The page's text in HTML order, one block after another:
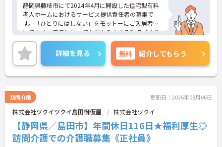
静岡県藤枝市にて2024年4月に開設した住宅型有料
老人ホームにおけるサービス提供責任者の募集で
す。「ひとりにはしない」をモットーにご入居者だ
けでなく、職員にとっても温かみのある環境づくり
を目指しており、ご利用者一人ひとりに寄り添って
サービスを提供していただける方を募集していま
す。サービス提供責任者の経験がなくスタートされ
た方も多数いらっしゃいます。
ご興味のある方には、面接対策ポイントなど、さら
さい！
詳細を見る 無料 紹介してもらう
訪問介護 更新日：2026年08月06日
株式会社ツクイツクイ島田御仮屋 株式会社ツクイ
【静岡県／島田市】年間休日116日★福利厚生◎
訪問介護での介護職募集《正社員》